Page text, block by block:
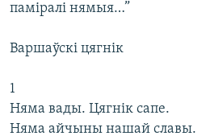
паміралі нямыя…”
Варшаўскі цягнік
1
Няма вады. Цягнік сапе.
Няма айчыны нашай славы.